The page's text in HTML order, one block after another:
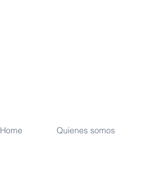
Home Quienes somos